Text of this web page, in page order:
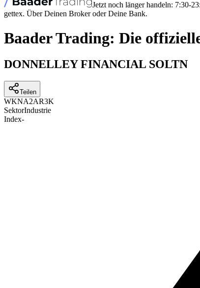
Jetzt noch länger handeln: 7:30-
gettex. Über Deinen Broker oder Deine Bank.
Baader Trading: Die
DONNELLEY FINANCIAL SOLTN
Teilen
WKNA2AR3K
SektorIndustrie
Index-